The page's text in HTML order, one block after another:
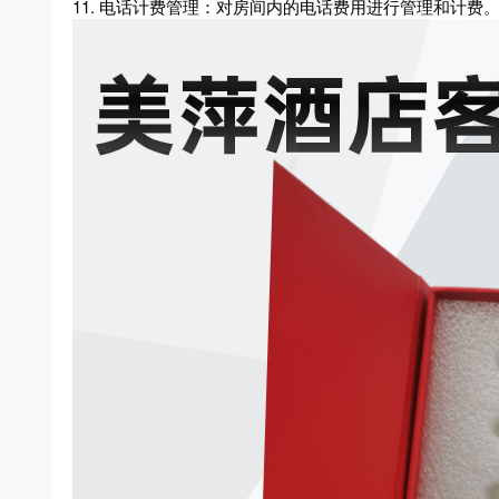
11. 电话计费管理：对房间内的电话费用进行管理和计费。